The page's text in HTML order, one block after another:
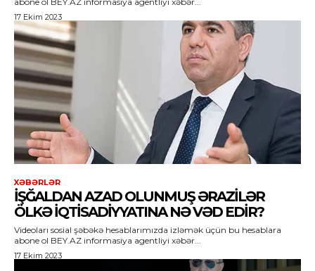
17 Ekim 2023
XƏBƏRLƏR
İŞĞALDAN AZAD OLUNMUŞ ƏRAZILƏR
ÖLKƏ IQTISADIYYATINA NƏ VƏD EDIR?
Videoları sosial şəbəkə hesablarımızda izləmək üçün bu hesablara
abone ol BEY.AZ informasiya agentliyi xəbər...
17 Ekim 2023